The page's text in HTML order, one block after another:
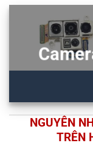
NGUYÊN
TRÊN